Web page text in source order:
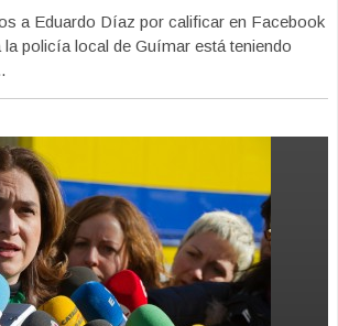
a Eduardo Díaz por calificar en Facebook
policía local de Guímar está teniendo